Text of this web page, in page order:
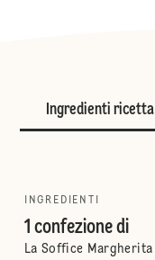
Ingredienti ricetta
INGREDIENTI
1 confezione di
La Soffice Margherita